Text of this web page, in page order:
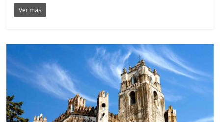
Ver más